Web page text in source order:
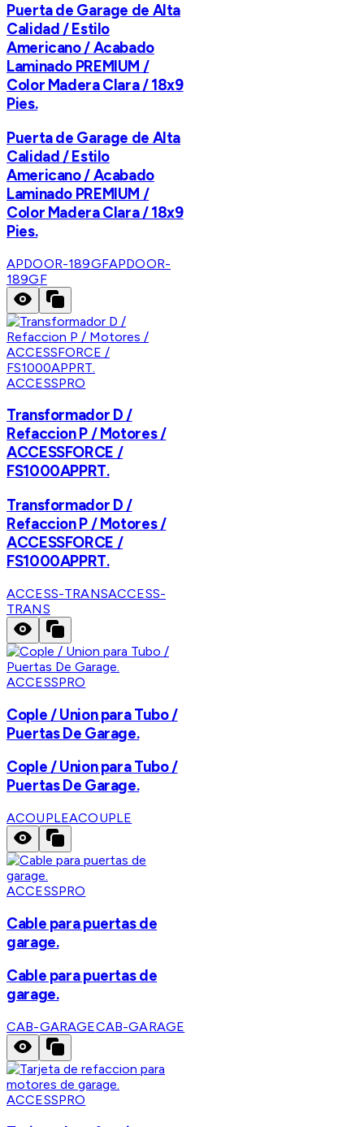
Puerta de Garage de Alta
Calidad / Estilo
Americano / Acabado
Laminado PREMIUM /
Color Madera Clara / 18x9
Pies.
Puerta de Garage de Alta
Calidad / Estilo
Americano / Acabado
Laminado PREMIUM /
Color Madera Clara / 18x9
Pies.
APDOOR-189GFAPDOOR-
189GF
ACCESSPRO
Transformador D /
Refaccion P / Motores /
ACCESSFORCE /
FS1000APPRT.
Transformador D /
Refaccion P / Motores /
ACCESSFORCE /
FS1000APPRT.
ACCESS-TRANSACCESS-
TRANS
ACCESSPRO
Cople / Union para Tubo /
Puertas De Garage.
Cople / Union para Tubo /
Puertas De Garage.
ACOUPLEACOUPLE
ACCESSPRO
Cable para puertas de
garage.
Cable para puertas de
garage.
CAB-GARAGECAB-GARAGE
ACCESSPRO